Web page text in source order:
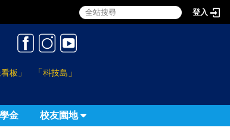
登入
板」 「科技島 」
金
校友園地